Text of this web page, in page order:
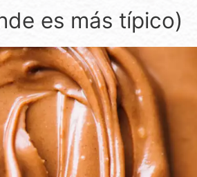
es más típico)